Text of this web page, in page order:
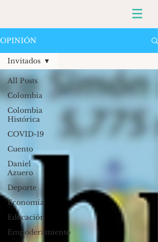
OPINIÓN
All Posts
Colombia
Colombia
Histórica
COVID-19
Cuento
Daniel
Azuero
Deporte
Economía
Educación
Empoderamiento
Invitados